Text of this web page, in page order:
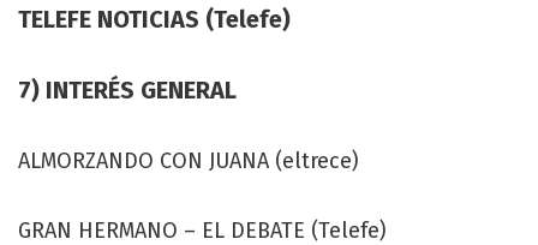
TELEFE NOTICIAS (Telefe)
7) INTERÉS GENERAL
ALMORZANDO CON JUANA (eltrece)
GRAN HERMANO – EL DEBATE (Telefe)